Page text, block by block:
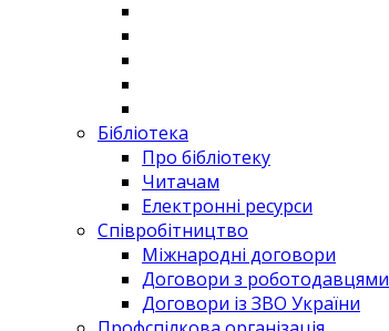
Бібліотека
Про бібліотеку
Читачам
Електронні ресурси
Співробітництво
Міжнародні договори
Договори з роботодавцями
Договори із ЗВО України